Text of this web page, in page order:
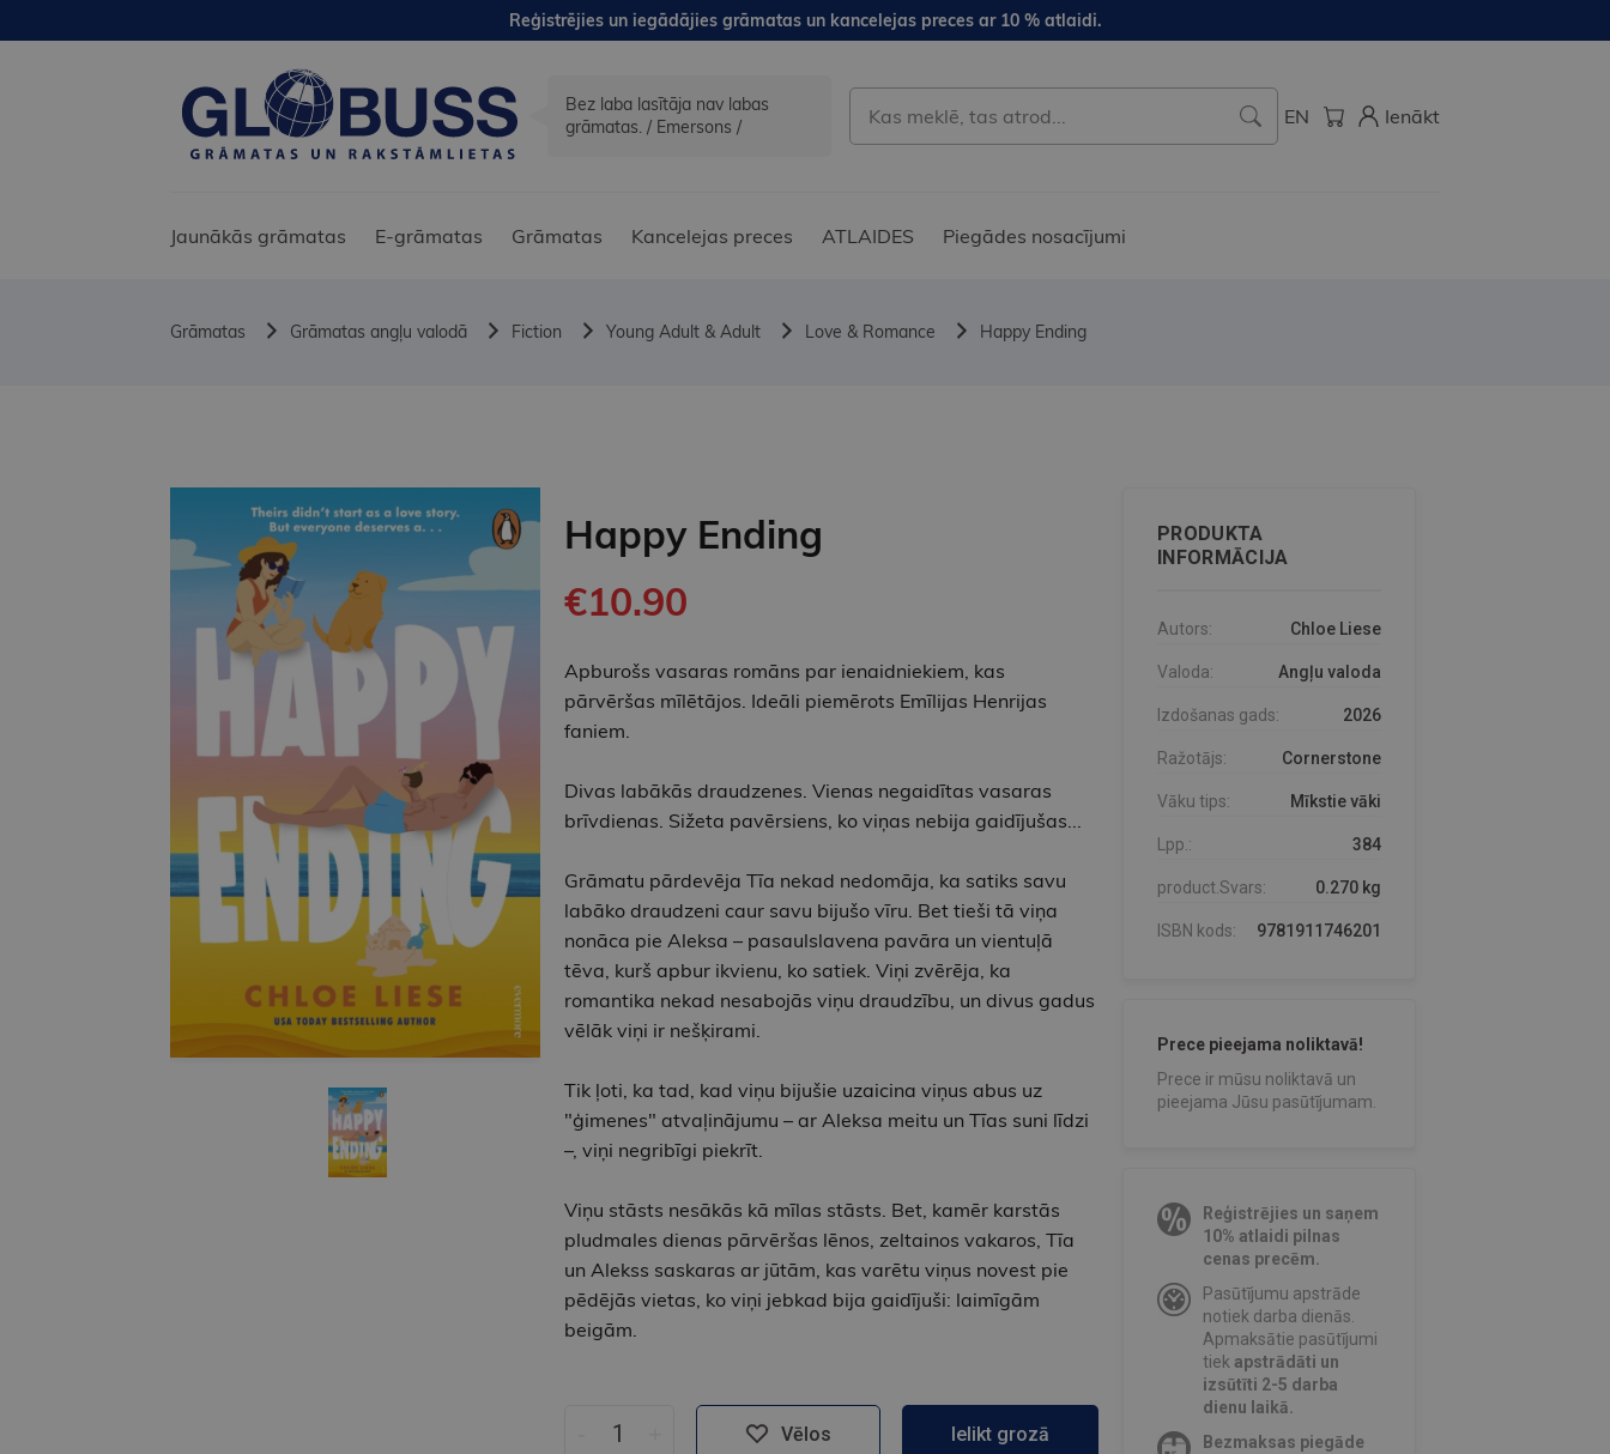
Reģistrējies un iegādājies grāmatas un kancelejas preces ar 10 % atlaidi.
Bez laba lasītāja nav labas
grāmatas. / Emersons /
EN Ienākt
Jaunākās grāmatas E-grāmatas Grāmatas Kancelejas preces ATLAIDES Piegādes nosacījumi
Grāmatas Grāmatas angļu valodā Fiction Young Adult & Adult Love & Romance Happy Ending
Happy Ending
€10.90
Apburošs vasaras romāns par ienaidniekiem, kas
pārvēršas mīlētājos. Ideāli piemērots Emīlijas Henrijas
faniem.
Divas labākās draudzenes. Vienas negaidītas vasaras
brīvdienas. Sižeta pavērsiens, ko viņas nebija gaidījušas...
Grāmatu pārdevēja Tīa nekad nedomāja, ka satiks savu
labāko draudzeni caur savu bijušo vīru. Bet tieši tā viņa
nonāca pie Aleksa – pasaulslavena pavāra un vientuļā
tēva, kurš apbur ikvienu, ko satiek. Viņi zvērēja, ka
romantika nekad nesabojās viņu draudzību, un divus gadus
vēlāk viņi ir nešķirami.
Tik ļoti, ka tad, kad viņu bijušie uzaicina viņus abus uz
"ģimenes" atvaļinājumu – ar Aleksa meitu un Tīas suni līdzi
–, viņi negribīgi piekrīt.
Viņu stāsts nesākās kā mīlas stāsts. Bet, kamēr karstās
pludmales dienas pārvēršas lēnos, zeltainos vakaros, Tīa
un Alekss saskaras ar jūtām, kas varētu viņus novest pie
pēdējās vietas, ko viņi jebkad bija gaidījuši: laimīgām
beigām.
Vēlos Ielikt grozā
PRODUKTA
INFORMĀCIJA
Autors: Chloe Liese
Valoda: Angļu valoda
Izdošanas gads: 2026
Ražotājs: Cornerstone
Vāku tips: Mīkstie vāki
Lpp.: 384
product.Svars: 0.270 kg
ISBN kods: 9781911746201
Prece pieejama noliktavā!
Prece ir mūsu noliktavā un
pieejama Jūsu pasūtījumam.
Reģistrējies un saņem
10% atlaidi pilnas
cenas precēm.
Pasūtījumu apstrāde
notiek darba dienās.
Apmaksātie pasūtījumi
tiekapstrādāti un
izsūtīti 2-5 darba
dienu laikā.
Bezmaksas piegāde